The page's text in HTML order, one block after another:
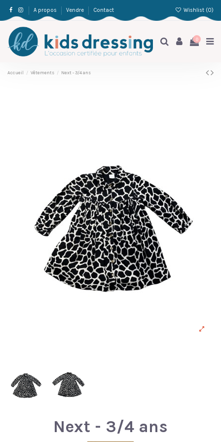
A propos Vendre Contact Wishlist (0)
0
Accueil Vêtements Next - 3/4 ans
Next - 3/4 ans